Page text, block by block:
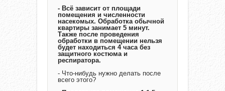
- Всё зависит от площади
помещения и численности
насекомых. Обработка обычной
квартиры занимает 5 минут.
Также после проведения
обработки в помещении нельзя
будет находиться 4 часа без
защитного костюма и
респиратора.
- Что-нибудь нужно делать после
всего этого?